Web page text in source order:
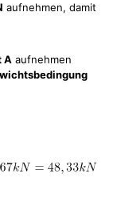
aufnehmen, damit
A aufnehmen